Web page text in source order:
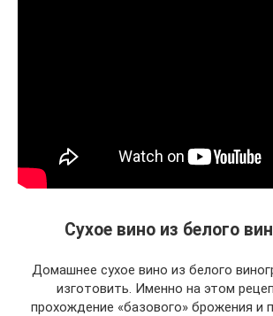
Сухое вино из белого
Домашнее сухое вино из белого
изготовить. Именно на этом
прохождение «базового» брожения и